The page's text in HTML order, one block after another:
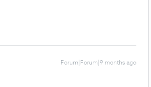
Forum|Forum|9 months ago